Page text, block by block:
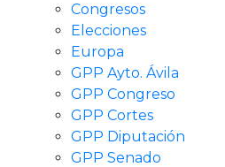
Congresos
Elecciones
Europa
GPP Ayto. Ávila
GPP Congreso
GPP Cortes
GPP Diputación
GPP Senado